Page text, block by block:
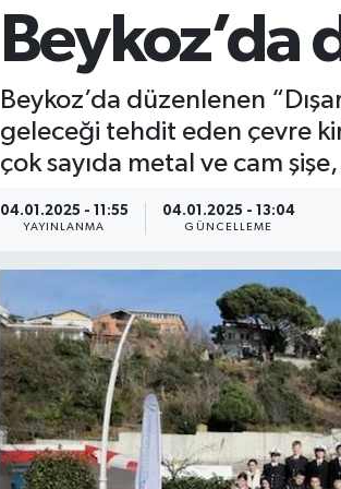
Beykoz’da
Beykoz’da düzenlenen
geleceği tehdit eden çevre
çok sayıda metal ve cam
04.01.2025 - 11:55
YAYINLANMA
04.01.2025 - 13:04
GÜNCELLEME